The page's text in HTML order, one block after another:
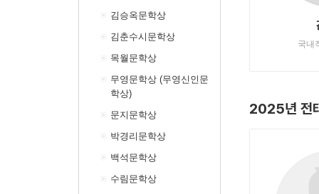
김승옥문학상
김춘수시문학상
목월문학상
무영문학상 (무영신인문
학상)
문지문학상
박경리문학상
백석문학상
수림문학상
국내
2025년 전